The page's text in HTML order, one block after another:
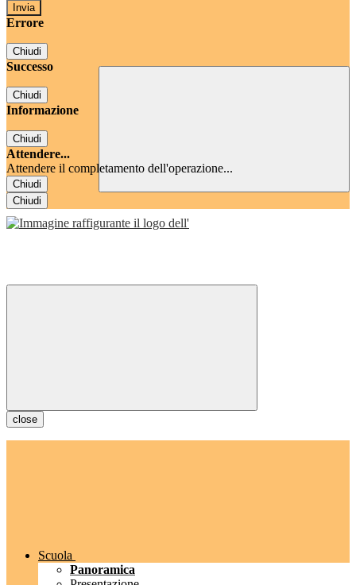
Errore
Chiudi
Successo
Chiudi
Informazione
Chiudi
Attendere...
Attendere il completamento dell'operazione...
Chiudi
Chiudi
close
Scuola
Panoramica